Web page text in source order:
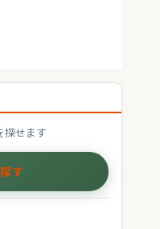
探せます
す